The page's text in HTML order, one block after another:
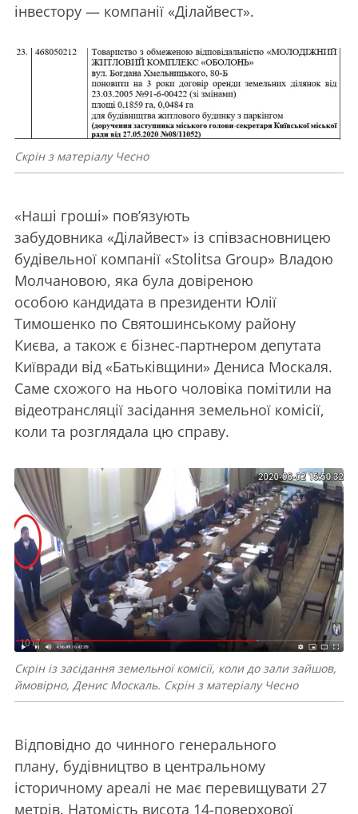
інвестору — компанії «Ділайвест».
Скрін з матеріалу Чесно
«Наші гроші» пов’язують
забудовника «Ділайвест» із співзасновницею
будівельної компанії «Stolitsa Group» Владою
Молчановою, яка була довіреною
особою кандидата в президенти Юлії
Тимошенко по Святошинському району
Києва, а також є бізнес-партнером депутата
Київради від «Батьківщини» Дениса Москаля.
Саме схожого на нього чоловіка помітили на
відеотрансляції засідання земельної комісії,
коли та розглядала цю справу.
Скрін із засідання земельної комісії, коли до зали зайшов,
ймовірно, Денис Москаль. Скрін з матеріалу Чесно
Відповідно до чинного генерального
плану, будівництво в центральному
історичному ареалі не має перевищувати 27
метрів. Натомість висота 14-поверхової